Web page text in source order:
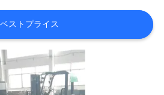
ベストプライス